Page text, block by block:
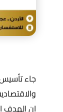
جاء تأسيس
إن الهدف